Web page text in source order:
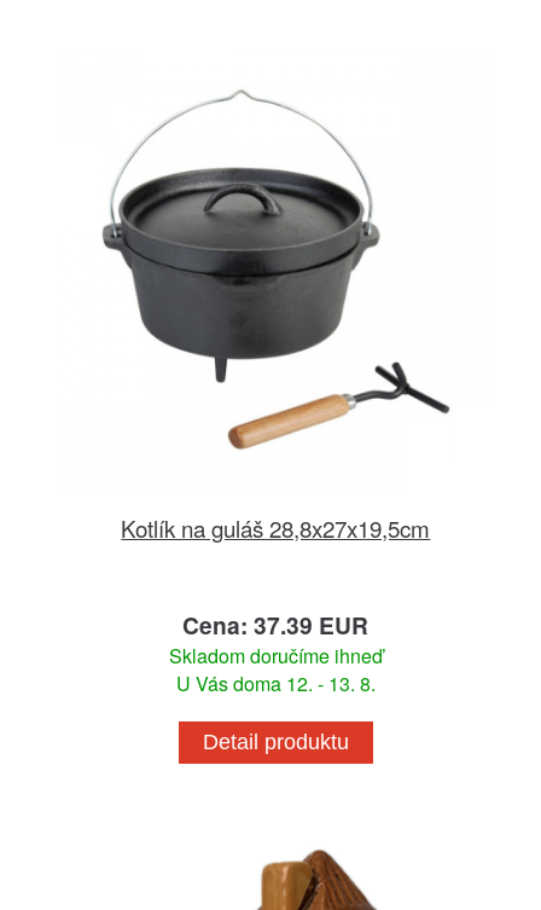
Kotlík na guláš 28,8x27x19,5cm
Cena: 37.39 EUR
Skladom doručíme ihneď
U Vás doma 12. - 13. 8.
Detail produktu